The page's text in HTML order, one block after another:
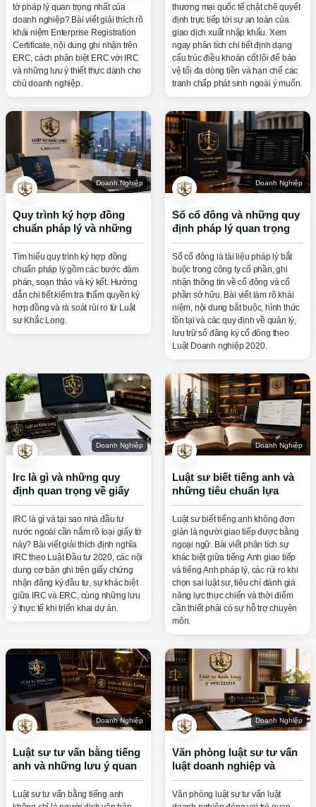
tờ pháp lý quan trọng nhất của
doanh nghiệp? Bài viết giải thích rõ
khái niệm Enterprise Registration
Certificate, nội dung ghi nhận trên
ERC, cách phân biệt ERC với IRC
và những lưu ý thiết thực dành cho
chủ doanh nghiệp.
thương mại quốc tế chặt chẽ quyết
định trực tiếp tới sự an toàn của
giao dịch xuất nhập khẩu. Xem
ngay phân tích chi tiết định dạng
cấu trúc điều khoản cốt lõi để bảo
vệ tối đa dòng tiền và hạn chế các
tranh chấp phát sinh ngoài ý muốn.
Doanh Nghiệp
Quy trình ký hợp đồng
chuẩn pháp lý và những
lưu ý tránh rủi ro
Tìm hiểu quy trình ký hợp đồng
chuẩn pháp lý gồm các bước đàm
phán, soạn thảo và ký kết. Hướng
dẫn chi tiết kiểm tra thẩm quyền ký
hợp đồng và rà soát rủi ro từ Luật
sư Khắc Long.
Doanh Nghiệp
Sổ cổ đông và những quy
định pháp lý quan trọng
cần biết
Sổ cổ đông là tài liệu pháp lý bắt
buộc trong công ty cổ phần, ghi
nhận thông tin về cổ đông và cổ
phần sở hữu. Bài viết làm rõ khái
niệm, nội dung bắt buộc, hình thức
tồn tại và các quy định về quản lý,
lưu trữ sổ đăng ký cổ đông theo
Luật Doanh nghiệp 2020.
Doanh Nghiệp
Irc là gì và những quy
định quan trọng về giấy
chứng nhận đăng ký đầu
tư
IRC là gì và tại sao nhà đầu tư
nước ngoài cần nắm rõ loại giấy tờ
này? Bài viết giải thích định nghĩa
IRC theo Luật Đầu tư 2020, các nội
dung cơ bản ghi trên giấy chứng
nhận đăng ký đầu tư, sự khác biệt
giữa IRC và ERC, cùng những lưu
ý thực tế khi triển khai dự án.
Doanh Nghiệp
Luật sư biết tiếng anh và
những tiêu chuẩn lựa
chọn thực chiến
Luật sư biết tiếng anh không đơn
giản là người giao tiếp được bằng
ngoại ngữ. Bài viết phân tích sự
khác biệt giữa tiếng Anh giao tiếp
và tiếng Anh pháp lý, các rủi ro khi
chọn sai luật sư, tiêu chí đánh giá
năng lực thực chiến và thời điểm
cần thiết phải có sự hỗ trợ chuyên
môn.
Doanh Nghiệp
Luật sư tư vấn bằng tiếng
anh và những lưu ý quan
trọng khi lựa chọn
Luật sư tư vấn bằng tiếng anh
Doanh Nghiệp
Văn phòng luật sư tư vấn
luật doanh nghiệp và
những lưu ý quan trọng
Văn phòng luật sư tư vấn luật